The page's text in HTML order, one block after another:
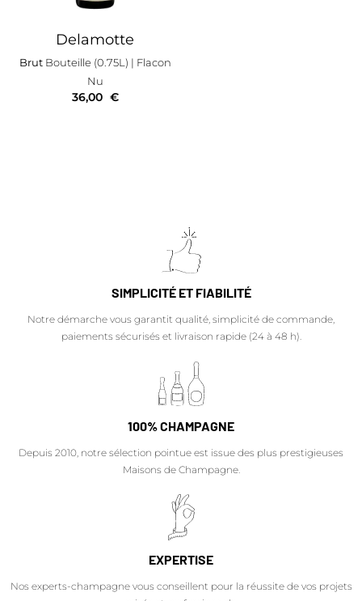
Delamotte
Brut Bouteille (0.75L) | Flacon
Nu
36,00 €
SIMPLICITÉ ET FIABILITÉ
Notre démarche vous garantit qualité, simplicité de commande,
paiements sécurisés et livraison rapide (24 à 48 h).
100% CHAMPAGNE
Depuis 2010, notre sélection pointue est issue des plus prestigieuses
Maisons de Champagne.
EXPERTISE
Nos experts-champagne vous conseillent pour la réussite de vos projets